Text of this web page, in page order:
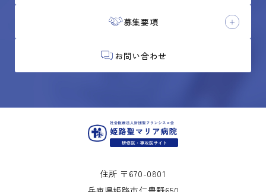
募集要項
お問い合わせ
住所 〒670-0801